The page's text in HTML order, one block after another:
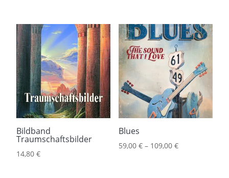
Bildband
Traumschaftsbilder
14,80 €
Blues
59,00 €– 109,00 €